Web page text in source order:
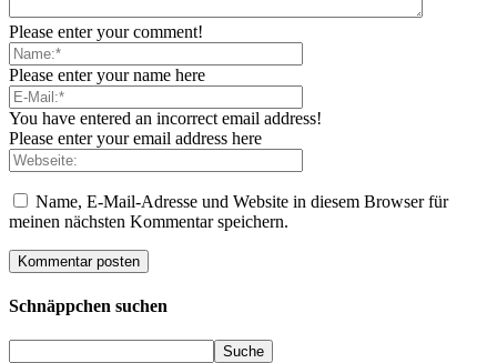
Please enter your comment!
Please enter your name here
You have entered an incorrect email address!
Please enter your email address here
Name, E-Mail-Adresse und Website in diesem Browser für
meinen nächsten Kommentar speichern.
Schnäppchen suchen